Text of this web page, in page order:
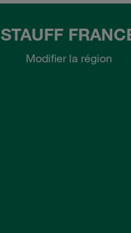
STAUFF
Modifier la région